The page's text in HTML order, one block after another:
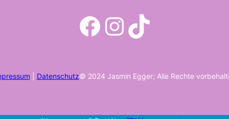
Facebook InstagramTikTok
Datenschutz© 2024 Jasmin Egger; Alle Rechte